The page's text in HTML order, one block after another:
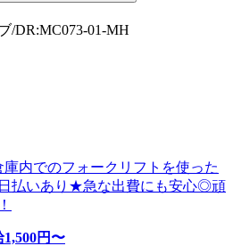
/DR:MC073-01-MH
内でのフォークリフトを使った
払いあり★急な出費にも安心◎頑
1,500円〜